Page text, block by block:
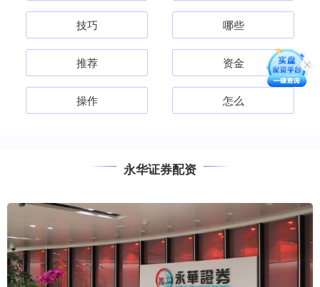
技巧 哪些
推荐 资金
操作 怎么
永华证券配资